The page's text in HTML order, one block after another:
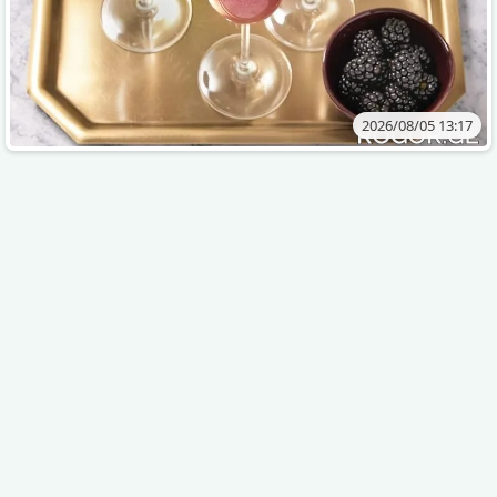
2026/08/05 13:17